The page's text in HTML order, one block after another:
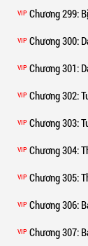
VIP Chương 299:
VIP Chương 300:
VIP Chương 301:
VIP Chương 302:
VIP Chương 303:
VIP Chương 304:
VIP Chương 305:
VIP Chương 306:
VIP Chương 307: